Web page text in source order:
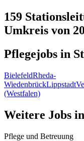
159
Umkreis von
Pflegejobs in
BielefeldRheda-
WiedenbrückLippstadt
(Westfalen)
Weitere Jobs in
Pflege und Betreuung